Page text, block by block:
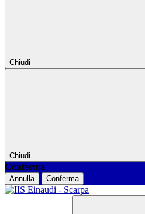
Chiudi
Chiudi
Conferma
Annulla Conferma